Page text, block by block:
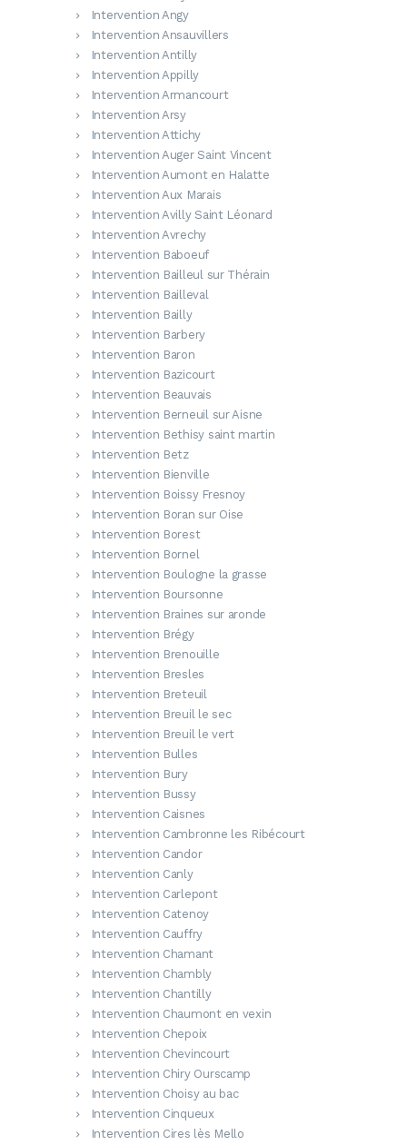
Intervention Angy
Intervention Ansauvillers
Intervention Antilly
Intervention Appilly
Intervention Armancourt
Intervention Arsy
Intervention Attichy
Intervention Auger Saint Vincent
Intervention Aumont en Halatte
Intervention Aux Marais
Intervention Avilly Saint Léonard
Intervention Avrechy
Intervention Baboeuf
Intervention Bailleul sur Thérain
Intervention Bailleval
Intervention Bailly
Intervention Barbery
Intervention Baron
Intervention Bazicourt
Intervention Beauvais
Intervention Berneuil sur Aisne
Intervention Bethisy saint martin
Intervention Betz
Intervention Bienville
Intervention Boissy Fresnoy
Intervention Boran sur Oise
Intervention Borest
Intervention Bornel
Intervention Boulogne la grasse
Intervention Boursonne
Intervention Braines sur aronde
Intervention Brégy
Intervention Brenouille
Intervention Bresles
Intervention Breteuil
Intervention Breuil le sec
Intervention Breuil le vert
Intervention Bulles
Intervention Bury
Intervention Bussy
Intervention Caisnes
Intervention Cambronne les Ribécourt
Intervention Candor
Intervention Canly
Intervention Carlepont
Intervention Catenoy
Intervention Cauffry
Intervention Chamant
Intervention Chambly
Intervention Chantilly
Intervention Chaumont en vexin
Intervention Chepoix
Intervention Chevincourt
Intervention Chiry Ourscamp
Intervention Choisy au bac
Intervention Cinqueux
Intervention Cires lès Mello